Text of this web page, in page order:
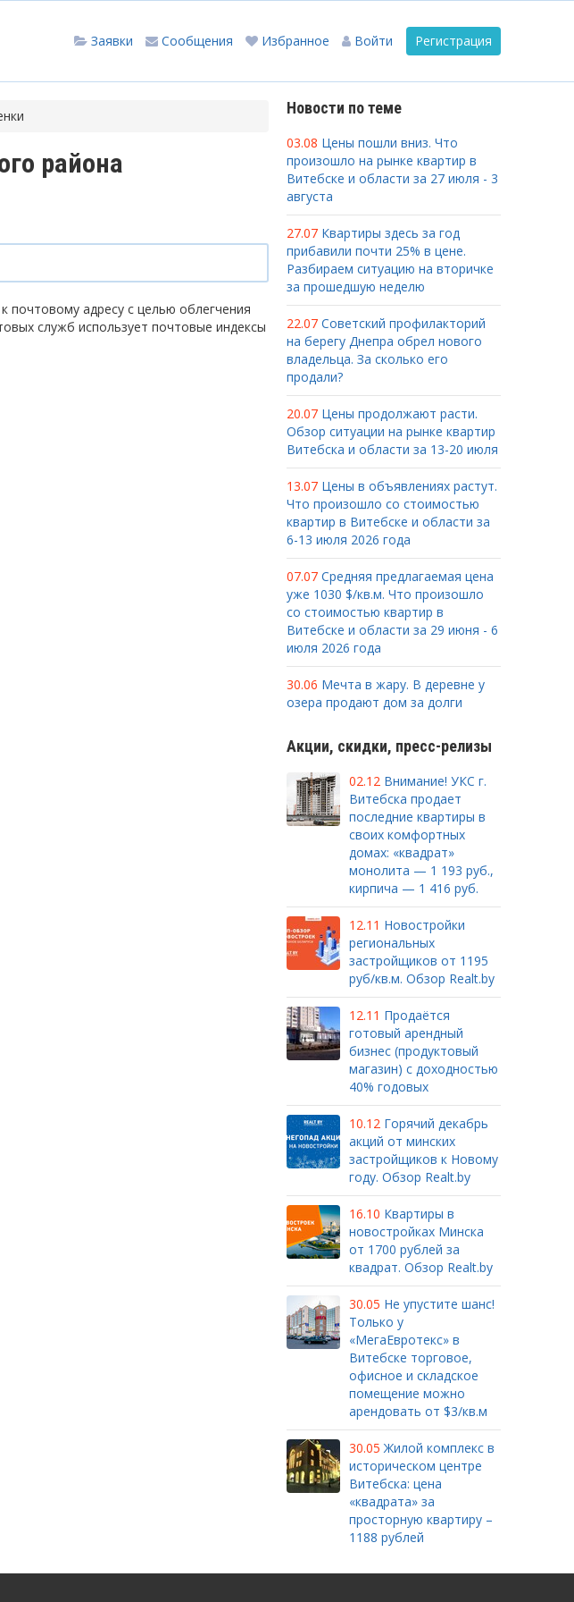
Регистрация
Войти
Избранное
Сообщения
Заявки
района
адресу с целью облегчения
служб использует почтовые индексы
Новости по теме
03.08 Цены пошли вниз. Что
произошло на рынке квартир в
Витебске и области за 27 июля - 3
августа
27.07 Квартиры здесь за год
прибавили почти 25% в цене.
Разбираем ситуацию на вторичке
за прошедшую неделю
22.07 Советский профилакторий
на берегу Днепра обрел нового
владельца. За сколько его
продали?
20.07 Цены продолжают расти.
Обзор ситуации на рынке квартир
Витебска и области за 13-20 июля
13.07 Цены в объявлениях растут.
Что произошло со стоимостью
квартир в Витебске и области за
6-13 июля 2026 года
07.07 Средняя предлагаемая цена
уже 1030 $/кв.м. Что произошло
со стоимостью квартир в
Витебске и области за 29 июня - 6
июля 2026 года
30.06 Мечта в жару. В деревне у
озера продают дом за долги
Акции, скидки, пресс-релизы
02.12 Внимание! УКС г.
Витебска продает
последние квартиры в
своих комфортных
домах: «квадрат»
монолита — 1 193 руб.,
кирпича — 1 416 руб.
12.11 Новостройки
региональных
застройщиков от 1195
руб/кв.м. Обзор Realt.by
12.11 Продаётся
готовый арендный
бизнес (продуктовый
магазин) с доходностью
40% годовых
10.12 Горячий декабрь
акций от минских
застройщиков к Новому
году. Обзор Realt.by
16.10 Квартиры в
новостройках Минска
от 1700 рублей за
квадрат. Обзор Realt.by
30.05 Не упустите шанс!
Только у
«МегаЕвротекс» в
Витебске торговое,
офисное и складское
помещение можно
арендовать от $3/кв.м
30.05 Жилой комплекс в
историческом центре
Витебска: цена
«квадрата» за
просторную квартиру –
1188 рублей